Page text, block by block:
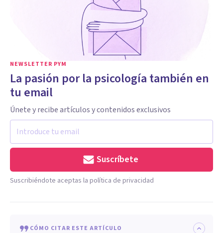
NEWSLETTER PYM
La pasión por la psicología también en
tu email
Únete y recibe artículos y contenidos exclusivos
Suscríbete
Suscribiéndote aceptas la política de privacidad
CÓMO CITAR ESTE ARTÍCULO